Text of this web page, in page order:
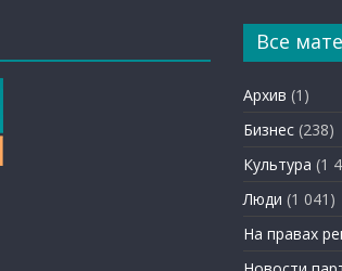
Все
Архив (1)
Бизнес (238)
Культура (1
Люди (1 041)
На правах